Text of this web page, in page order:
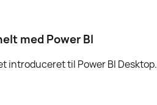
med Power BI
introduceret til Power BI